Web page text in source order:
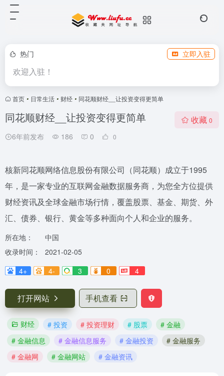
热门 立即入驻
欢迎入驻！
首页 • 日常生活 • 财经 • 同花顺财经__让投资变得更简单
同花顺财经__让投资变得更简单
6年前发布 186 0 0
收藏 0
核新同花顺网络信息股份有限公司（同花顺）成立于1995
年，是一家专业的互联网金融数据服务商，为您全方位提供
财经资讯及全球金融市场行情，覆盖股票、基金、期货、外
汇、债券、银行、黄金等多种面向个人和企业的服务。
所在地：
中国
收录时间：
2021-02-05
4+
4- 3 0 4
打开网站 手机查看
财经 # 投资 # 投资理财 # 股票
# 金融
# 金融信息
# 金融信息服务 # 金融投资
# 金融服务
# 金融网
# 金融网站 # 金融资讯